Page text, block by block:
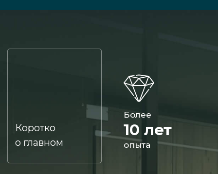
Коротко
о главном
Более
10 лет
опыта